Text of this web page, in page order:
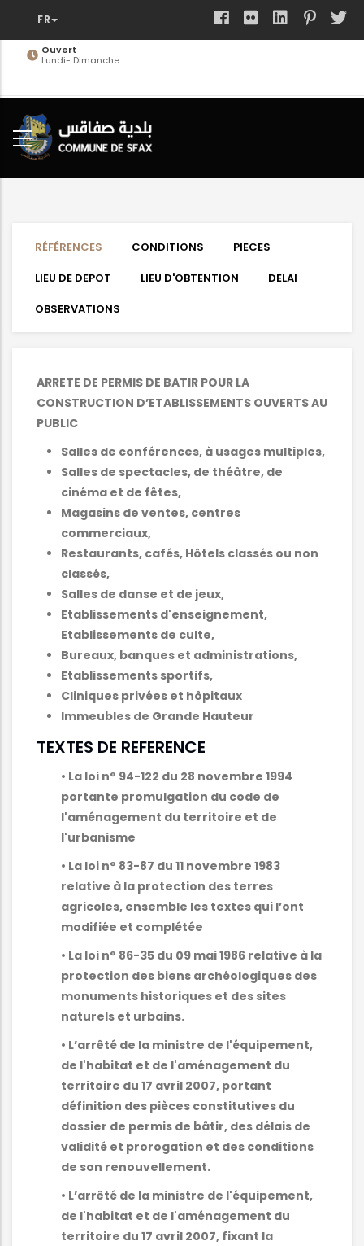
contenuOuvert
Lundi- Dimanche
RÉFÉRENCES CONDITIONS
PIECES
LIEU DE DEPOT
LIEU D'OBTENTION
DELAI
OBSERVATIONS
ARRETE DE PERMIS DE BATIR POUR LA
CONSTRUCTION D’ETABLISSEMENTS OUVERTS AU
PUBLIC
Salles de conférences, à usages multiples,
Salles de spectacles, de théâtre, de
cinéma et de fêtes,
Magasins de ventes, centres
commerciaux,
Restaurants, cafés, Hôtels classés ou non
classés,
Salles de danse et de jeux,
Etablissements d'enseignement,
Etablissements de culte,
Bureaux, banques et administrations,
Etablissements sportifs,
Cliniques privées et hôpitaux
Immeubles de Grande Hauteur
TEXTES DE REFERENCE
• La loi n° 94-122 du 28 novembre 1994
portante promulgation du code de
l'aménagement du territoire et de
l'urbanisme
• La loi n° 83-87 du 11 novembre 1983
relative à la protection des terres
agricoles, ensemble les textes qui l’ont
modifiée et complétée
• La loi n° 86-35 du 09 mai 1986 relative à la
protection des biens archéologiques des
monuments historiques et des sites
naturels et urbains.
• L’arrêté de la ministre de l'équipement,
de l'habitat et de l'aménagement du
territoire du 17 avril 2007, portant
définition des pièces constitutives du
dossier de permis de bâtir, des délais de
validité et prorogation et des conditions
de son renouvellement.
• L’arrêté de la ministre de l'équipement,
de l'habitat et de l'aménagement du
territoire du 17 avril 2007, fixant la